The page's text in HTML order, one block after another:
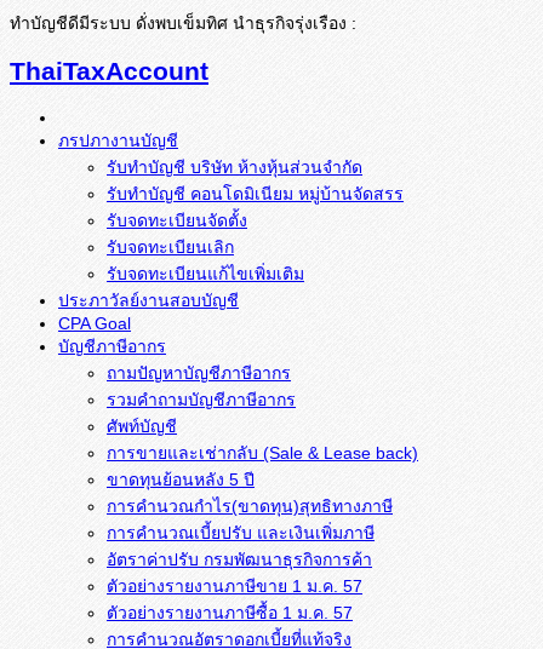
ทำบัญชีดีมีระบบ ดั่งพบเข็มทิศ นำธุรกิจรุ่งเรือง :
ThaiTaxAccount
ภรปภางานบัญชี
รับทำบัญชี บริษัท ห้างหุ้นส่วนจำกัด
รับทำบัญชี คอนโดมิเนียม หมู่บ้านจัดสรร
รับจดทะเบียนจัดตั้ง
รับจดทะเบียนเลิก
รับจดทะเบียนแก้ไขเพิ่มเติม
ประภาวัลย์งานสอบบัญชี
CPA Goal
บัญชีภาษีอากร
ถามปัญหาบัญชีภาษีอากร
รวมคำถามบัญชีภาษีอากร
ศัพท์บัญชี
การขายและเช่ากลับ (Sale & Lease back)
ขาดทุนย้อนหลัง 5 ปี
การคำนวณกำไร(ขาดทุน)สุทธิทางภาษี
การคำนวณเบี้ยปรับ และเงินเพิ่มภาษี
อัตราค่าปรับ กรมพัฒนาธุรกิจการค้า
ตัวอย่างรายงานภาษีขาย 1 ม.ค. 57
การคำนวณอัตราดอกเบี้ยที่แท้จริง